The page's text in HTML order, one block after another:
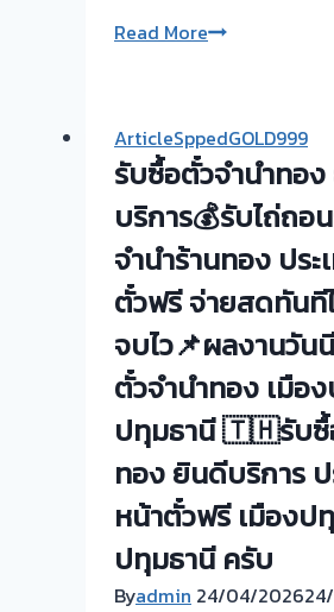
Read Moreรับ
ทอง
FastGOLD965:
สะดวก
รวดเร็ว
ได้
ราคา
ArticleSppedGOLD999
รับซื้อตั๋วจำนำทอ
บริการ💰รับไถ่ถอ
จำนำร้านทอง ประ
ตั๋วฟรี จ่ายสดทันที
จบไว📌ผลงานวั
ตั๋วจำนำทอง เมือ
ปทุมธานี 🇹🇭รับซื้
ทอง ยินดีบริการ ป
หน้าตั๋วฟรี เมืองป
ปทุมธานี ครับ
Byadmin 24/04/2026